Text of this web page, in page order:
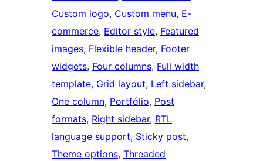
Custom logo, Custom menu, E-
commerce, Editor style, Featured
images, Flexible header, Footer
widgets, Four columns, Full width
template, Grid layout, Left sidebar
One column, Portfólio, Post
formats, Right sidebar, RTL
language support, Sticky post
Theme options, Threaded